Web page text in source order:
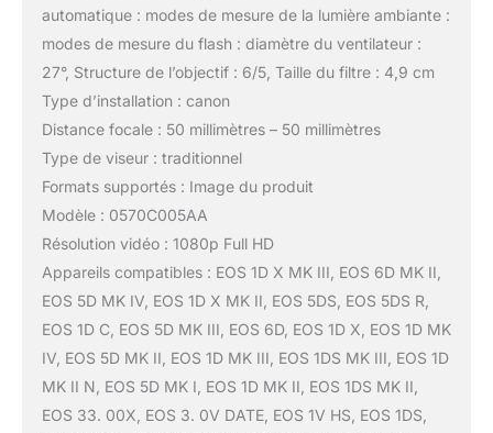
automatique : modes de mesure de la lumière ambiante :
modes de mesure du flash : diamètre du ventilateur :
27°, Structure de l’objectif : 6/5, Taille du filtre : 4,9 cm
Type d’installation : canon
Distance focale : 50 millimètres – 50 millimètres
Type de viseur : traditionnel
Formats supportés : Image du produit
Modèle : 0570C005AA
Résolution vidéo : 1080p Full HD
Appareils compatibles : EOS 1D X MK III, EOS 6D MK II,
EOS 5D MK IV, EOS 1D X MK II, EOS 5DS, EOS 5DS R,
EOS 1D C, EOS 5D MK III, EOS 6D, EOS 1D X, EOS 1D MK
IV, EOS 5D MK II, EOS 1D MK III, EOS 1DS MK III, EOS 1D
MK II N, EOS 5D MK I, EOS 1D MK II, EOS 1DS MK II,
EOS 33. 00X, EOS 3. 0V DATE, EOS 1V HS, EOS 1DS,